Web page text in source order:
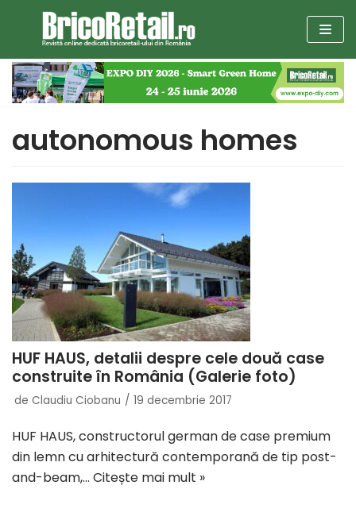
la
conținut
autonomous homes
HUF HAUS, detalii despre cele două case
construite în România (Galerie foto)
de Claudiu Ciobanu 19 decembrie 2017
HUF HAUS, constructorul german de case premium
din lemn cu arhitectură contemporană de tip post-
and-beam,… Citește mai mult »